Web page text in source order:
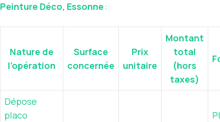
Peinture Déco, Essonne:
Nature de
l’opération
Surface
concernée
Prix
unitaire
Montant
total
(hors
taxes)
Dépose
placo